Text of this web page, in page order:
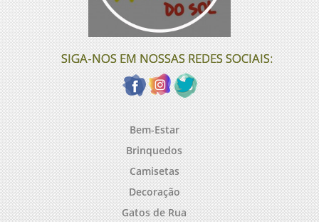
SIGA-NOS EM NOSSAS REDES SOCIAIS:
Bem-Estar
Brinquedos
Camisetas
Decoração
Gatos de Rua